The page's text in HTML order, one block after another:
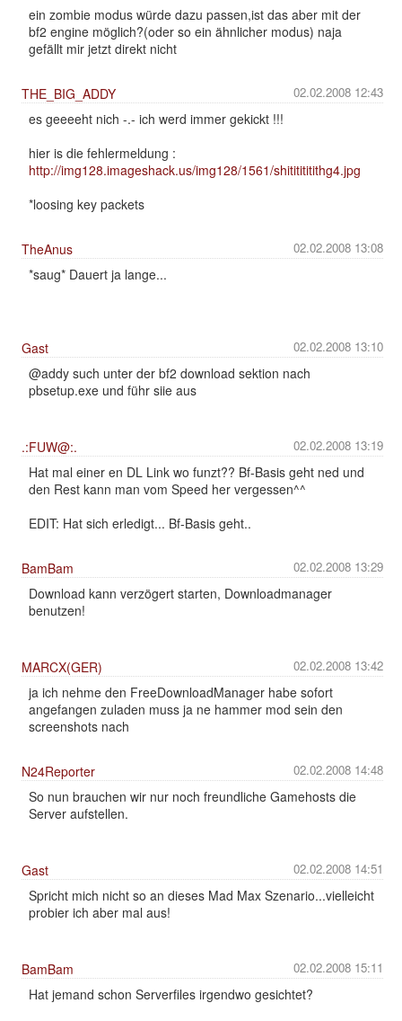
ein zombie modus würde dazu passen,ist das aber mit der
bf2 engine möglich?(oder so ein ähnlicher modus) naja
gefällt mir jetzt direkt nicht
02.02.2008 12:43
THE_BIG_ADDY
es geeeeht nich -.- ich werd immer gekickt !!!
hier is die fehlermeldung :
http://img128.imageshack.us/img128/1561/shititititithg4.jpg
*loosing key packets
02.02.2008 13:08
TheAnus
*saug* Dauert ja lange...
02.02.2008 13:10
Gast
@addy such unter der bf2 download sektion nach
pbsetup.exe und führ siie aus
02.02.2008 13:19
.:FUW@:.
Hat mal einer en DL Link wo funzt?? Bf-Basis geht ned und
den Rest kann man vom Speed her vergessen^^
EDIT: Hat sich erledigt... Bf-Basis geht..
02.02.2008 13:29
BamBam
Download kann verzögert starten, Downloadmanager
benutzen!
02.02.2008 13:42
MARCX(GER)
ja ich nehme den FreeDownloadManager habe sofort
angefangen zuladen muss ja ne hammer mod sein den
screenshots nach
02.02.2008 14:48
N24Reporter
So nun brauchen wir nur noch freundliche Gamehosts die
Server aufstellen.
02.02.2008 14:51
Gast
Spricht mich nicht so an dieses Mad Max Szenario...vielleicht
probier ich aber mal aus!
02.02.2008 15:11
BamBam
Hat jemand schon Serverfiles irgendwo gesichtet?